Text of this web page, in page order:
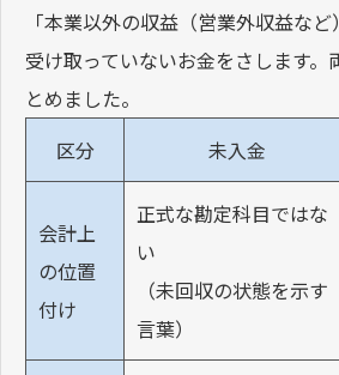
「本業以外の収益（営業外収益な
受け取っていないお金をさします。
とめました。
区分
未入金
会計上
の位置
付け
正式な勘定科目ではな
い
（未回収の状態を示す
言葉）